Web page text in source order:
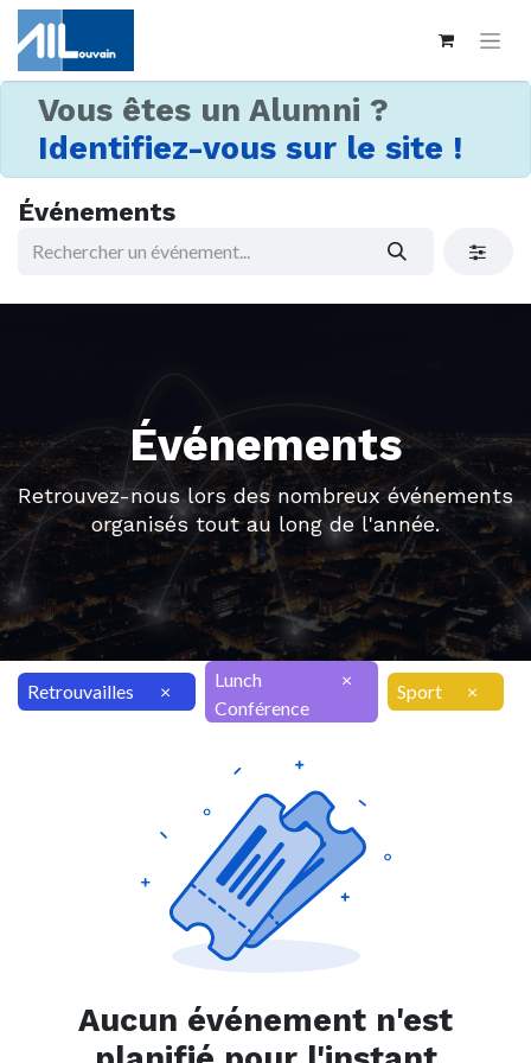
Vous êtes un Alumni ?
Identifiez-vous sur le site !
Événements
Événements
Retrouvez-nous lors des nombreux événements
organisés tout au long de l'année.
Retrouvailles ×
Lunch
Conférence
×
Sport ×
Aucun événement n'est